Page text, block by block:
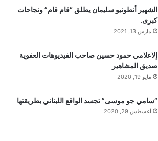
الشهير أنطونيو سليمان يطلق “قام قام” ونجاحات
كبرى.
مارس 13, 2021
إلاعلامي حمود حسين صاحب الفيديوهات العفوية
صديق المشاهير
مايو 19, 2020
“سامي جو موسى” تجسد الواقع اللبناني بطريقتها
أغسطس 29, 2020